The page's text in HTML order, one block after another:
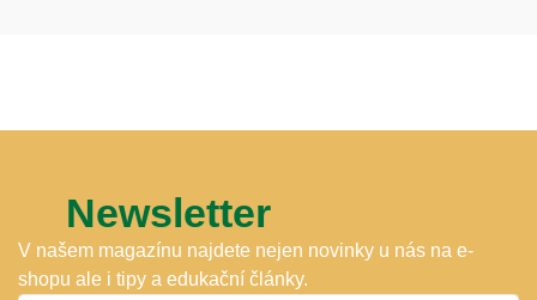
Newsletter
V našem magazínu najdete nejen novinky u nás na e-
shopu ale i tipy a edukační články.